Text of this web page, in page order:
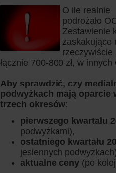
O ile realnie
podrożało
Zestawienie
zaskakujące
rzeczywiście
łącznie 700-800 zł, w
Aby sprawdzić, czy
podwyżkach mają oparcie
trzech okresów:
pierwszego kwartału
podwyżkami),
ostatniego kwartału
jesiennych
aktualne ceny (po